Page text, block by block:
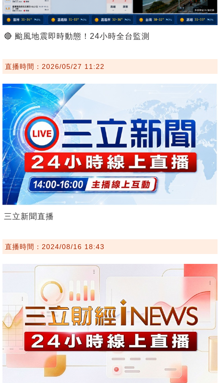
🔴 颱風地震即時動態！24小時全台監測
直播時間：2026/05/27 11:22
三立新聞直播
直播時間：2024/08/16 18:43